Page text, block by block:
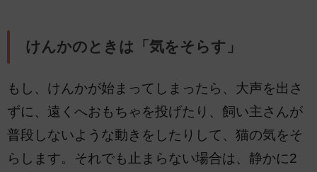
けんかのときは「気をそらす」
もし、けんかが始まってしまったら、大声を出さ
ずに、遠くへおもちゃを投げたり、飼い主さんが
普段しないような動きをしたりして、猫の気をそ
らします。それでも止まらない場合は、静かに2